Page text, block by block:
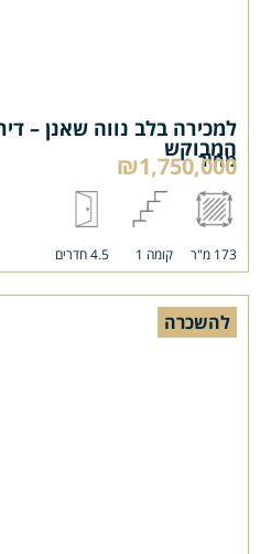
למכירה בלב נווה שאנן –
המבוקש
מחיר
₪1,750,000
173 מ"ר קומה 1 4.5 חדרים
להשכרה